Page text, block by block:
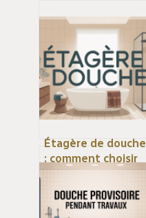
Étagère de douche
: comment choisir
et installer le bon
modèle